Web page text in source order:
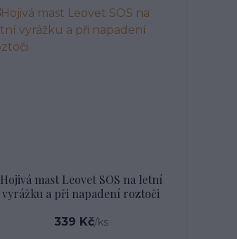
Hojivá mast Leovet SOS na letní
vyrážku a při napadení roztoči
339 Kč/ks